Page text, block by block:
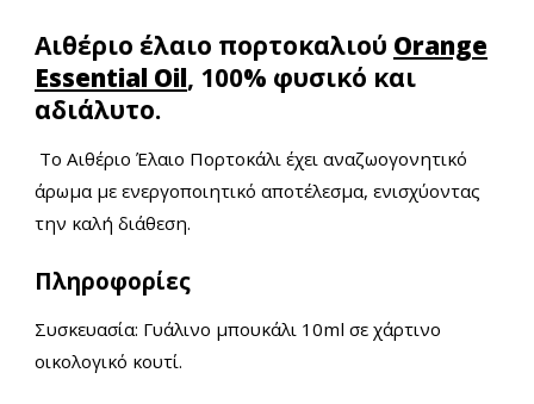
Αιθέριο έλαιο πορτοκαλιού Orange
Essential Oil, 100% φυσικό και
αδιάλυτο.
Το Αιθέριο Έλαιο Πορτοκάλι έχει αναζωογονητικό
άρωμα με ενεργοποιητικό αποτέλεσμα, ενισχύοντας
την καλή διάθεση.
Πληροφορίες
Συσκευασία: Γυάλινο μπουκάλι 10ml σε χάρτινο
οικολογικό κουτί.